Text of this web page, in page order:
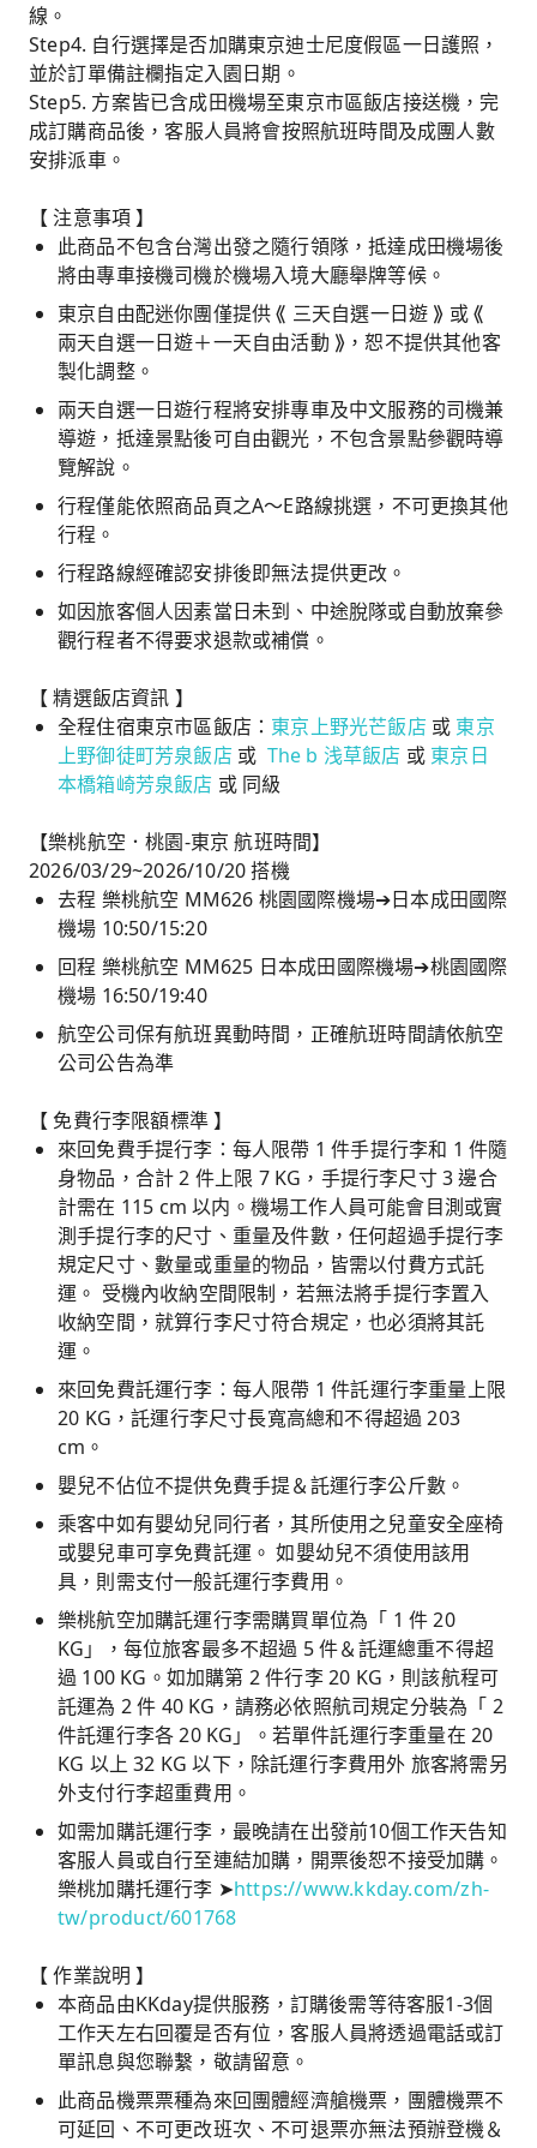
線。
Step4. 自行選擇是否加購東京迪士尼度假區一日護照，
並於訂單備註欄指定入園日期。
Step5. 方案皆已含成田機場至東京市區飯店接送機，完
成訂購商品後，客服人員將會按照航班時間及成團人數
安排派車。
【 注意事項 】
此商品不包含台灣出發之隨行領隊，抵達成田機場後
將由專車接機司機於機場入境大廳舉牌等候。
東京自由配迷你團僅提供 ⟪ 三天自選一日遊 ⟫ 或 ⟪
兩天自選一日遊＋一天自由活動 ⟫，恕不提供其他客
製化調整。
兩天自選一日遊行程將安排專車及中文服務的司機兼
導遊，抵達景點後可自由觀光，不包含景點參觀時導
覽解說。
行程僅能依照商品頁之A～E路線挑選，不可更換其他
行程。
行程路線經確認安排後即無法提供更改。
如因旅客個人因素當日未到、中途脫隊或自動放棄參
觀行程者不得要求退款或補償。
【 精選飯店資訊 】
全程住宿東京市區飯店： 東京上野光芒飯店 或 東京
上野御徒町芳泉飯店 或 The b 浅草飯店 或 東京日
本橋箱崎芳泉飯店 或 同級
【樂桃航空．桃園-東京 航班時間】
2026/03/29~2026/10/20 搭機
去程 樂桃航空 MM626 桃園國際機場➔日本成田國際
機場 10:50/15:20
回程 樂桃航空 MM625 日本成田國際機場➔桃園國際
機場 16:50/19:40
航空公司保有航班異動時間，正確航班時間請依航空
公司公告為準
【 免費行李限額標準 】
來回免費手提行李：每人限帶 1 件手提行李和 1 件隨
身物品，合計 2 件上限 7 KG，手提行李尺寸 3 邊合
計需在 115 cm 以内。機場工作人員可能會目測或實
測手提行李的尺寸、重量及件數，任何超過手提行李
規定尺寸、數量或重量的物品，皆需以付費方式託
運。 受機內收納空間限制，若無法將手提行李置入
收納空間，就算行李尺寸符合規定，也必須將其託
運。
來回免費託運行李：每人限帶 1 件託運行李重量上限
20 KG，託運行李尺寸長寬高總和不得超過 203
cm。
嬰兒不佔位不提供免費手提＆託運行李公斤數。
乘客中如有嬰幼兒同行者，其所使用之兒童安全座椅
或嬰兒車可享免費託運。 如嬰幼兒不須使用該用
具，則需支付一般託運行李費用。
樂桃航空加購託運行李需購買單位為「 1 件 20
KG」，每位旅客最多不超過 5 件＆託運總重不得超
過 100 KG。如加購第 2 件行李 20 KG，則該航程可
託運為 2 件 40 KG，請務必依照航司規定分裝為「 2
件託運行李各 20 KG」。若單件託運行李重量在 20
KG 以上 32 KG 以下，除託運行李費用外 旅客將需另
外支付行李超重費用。
如需加購託運行李，最晚請在出發前10個工作天告知
客服人員或自行至連結加購，開票後恕不接受加購。
樂桃加購托運行李 ➤https://www.kkday.com/zh-
tw/product/601768
【 作業說明 】
本商品由KKday提供服務，訂購後需等待客服1-3個
工作天左右回覆是否有位，客服人員將透過電話或訂
單訊息與您聯繫，敬請留意。
此商品機票票種為來回團體經濟艙機票，團體機票不
可延回、不可更改班次、不可退票亦無法預辦登機＆